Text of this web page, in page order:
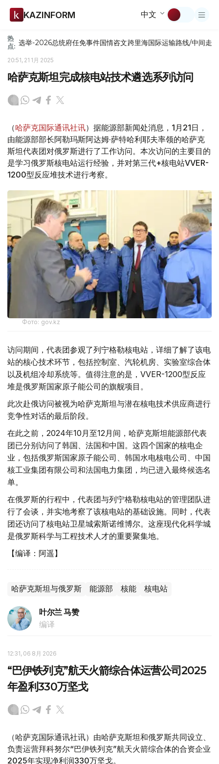
KAZINFORM 中文
热
点: 选举-2026总统府任免事件国情咨文跨里海国际运输路线/中间走廊
20:51, 21 1月 2025
哈萨克斯坦完成核电站技术遴选系列访问
（哈萨克国际通讯社讯）据能源部新闻处消息，1月21日，
由能源部部长阿勒玛斯阿达姆·萨特哈利耶夫率领的哈萨克
斯坦代表团对俄罗斯进行了工作访问。本次访问的主要目的
是学习俄罗斯核电站运行经验，并对第三代+核电站VVER-
1200型反应堆技术进行考察。
Фото: gov.kz
访问期间，代表团参观了列宁格勒核电站，详细了解了该电
站的核心技术环节，包括控制室、汽轮机房、实验室综合体
以及机组冷却系统等。值得注意的是，VVER-1200型反应
堆是俄罗斯国家原子能公司的旗舰项目。
此次赴俄访问被视为哈萨克斯坦与潜在核电技术供应商进行
竞争性对话的最后阶段。
在此之前，2024年10月至12月间，哈萨克斯坦能源部代表
团已分别访问了韩国、法国和中国。这四个国家的核电企
业，包括俄罗斯国家原子能公司、韩国水电核电公司、中国
核工业集团有限公司和法国电力集团，均已进入最终候选名
单。
在俄罗斯的行程中，代表团与列宁格勒核电站的管理团队进
行了会谈，并实地考察了该核电站的基础设施。同时，代表
团还访问了核电站卫星城索斯诺维博尔。这座现代化科学城
是俄罗斯科学与工程技术人才的重要聚集地。
【编译：阿遥】
哈萨克斯坦与俄罗斯 能源部 核能 核电站
叶尔兰 马赞
编译
12:31, 06 8月 2026
“巴伊铁列克”航天火箭综合体运营公司2025
年盈利330万坚戈
（哈萨克国际通讯社讯）由哈萨克斯坦和俄罗斯共同设立、
负责运营拜科努尔“巴伊铁列克”航天火箭综合体的合资企业
2025年实现净利润330万坚戈。